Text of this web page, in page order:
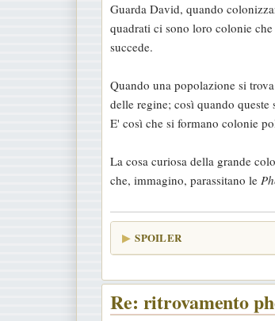
s
s
a
g
i
o
Guarda David, quando
quadrati ci sono loro colonie
succede.
Quando una popolazione si
delle regine; così quando
E' così che si formano colonie
La cosa curiosa della grande
che, immagino, parassitano le
SPOILER
Re: ritrovamento